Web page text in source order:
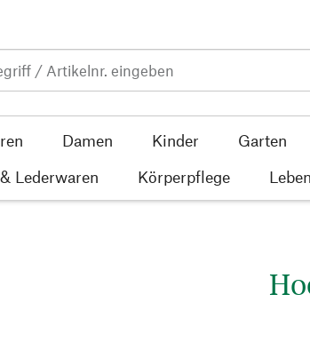
Damen Kinder Garten
Lederwaren Körperpflege